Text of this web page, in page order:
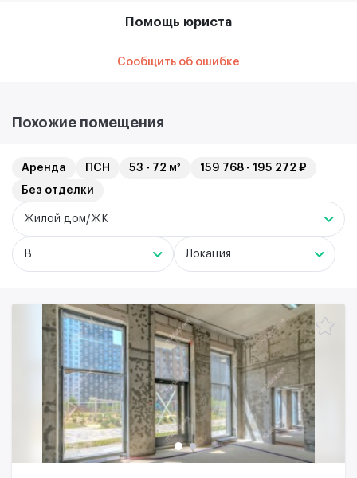
Помощь юриста
Сообщить об ошибке
Похожие помещения
Аренда ПСН 53 - 72 м²
159 768 - 195 272 ₽
Без отделки
Жилой дом/ЖК
B Локация